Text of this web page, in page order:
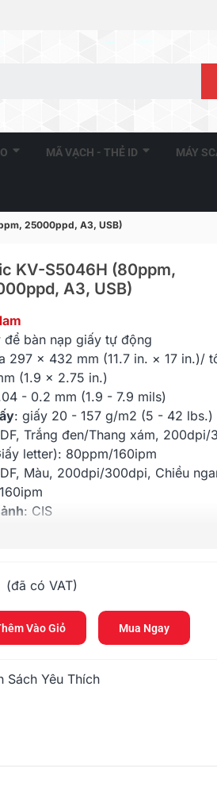
MÃ VẠCH - THẺ ID MÁY
25000ppd, A3, USB)
KV-S5046H (80ppm,
A3, USB)
để bàn nạp giấy tự động
297 × 432 mm (11.7 in. × 17 in.)/
(1.9 x 2.75 in.)
- 0.2 mm (1.9 - 7.9 mils)
: giấy 20 - 157 g/m2 (5 - 42 lbs.)
Trắng đen/Thang xám, 200dpi/
letter): 80ppm/160ipm
Màu, 200dpi/300dpi, Chiều
: CIS
học
(đã có VAT)
Vào Giỏ Mua Ngay
Sách Yêu Thích
SL1056
A4, USB)
đ
KV-SL1066
A4, USB)
đ
USB)
Panasonic
(30ppm,
9.180.000 đ